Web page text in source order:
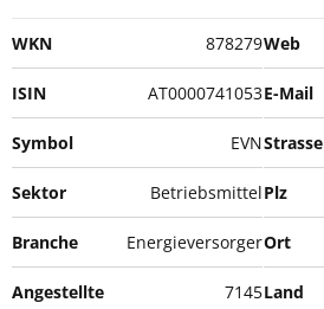
WKN 878279
ISIN AT0000741053
Symbol EVN
Sektor Betriebsmittel
Branche Energieversorger
Angestellte 7145
Web
E-Mail
Strasse
Plz
Ort
Land